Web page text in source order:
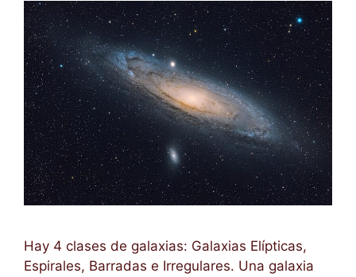
Hay 4 clases de galaxias: Galaxias Elípticas,
Espirales, Barradas e Irregulares. Una galaxia